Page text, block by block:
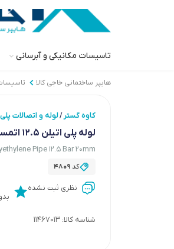
تاسیسات مکانیکی و آبرسانی
هایپر ساختمانی خاجی‌ کالا
کاوه گستر /لوله و اتصالات
لوله پلی اتیلن 12.5 اتمسفر PE100 سایز 20 (کاوه گستر)
Pipe 12.5 Bar 20mm
کد4809
نظری ثبت نشده
شناسه کالا: 11467013